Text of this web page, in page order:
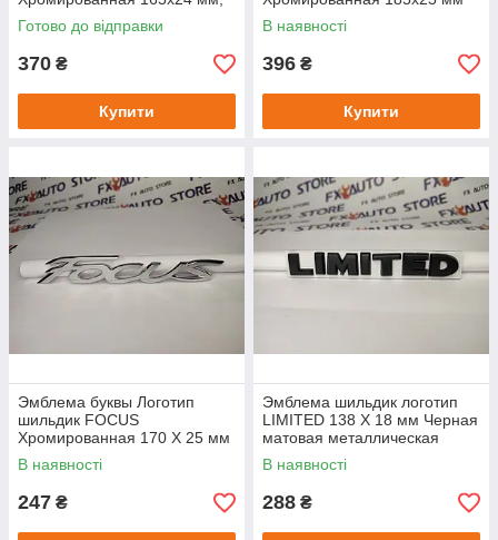
Буква "К" - 28х23 мм ШхВ
Готово до відправки
370 ₴
Купити
для Volkswagen
В наявності
396 ₴
Купити
Эмблема буквы Логотип
шильдик FOCUS
Хромированная 170 X 25 мм
для FORD
В наявності
247 ₴
Эмблема шильдик логотип
LIMITED 138 Х 18 мм Черная
матовая металлическая
В наявності
288 ₴